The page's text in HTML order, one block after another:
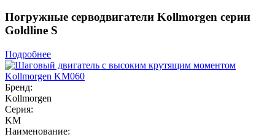
Погружные серводвигатели Kollmorgen серии
Goldline S
Подробнее
Бренд:
Kollmorgen
Серия:
KM
Наименование: